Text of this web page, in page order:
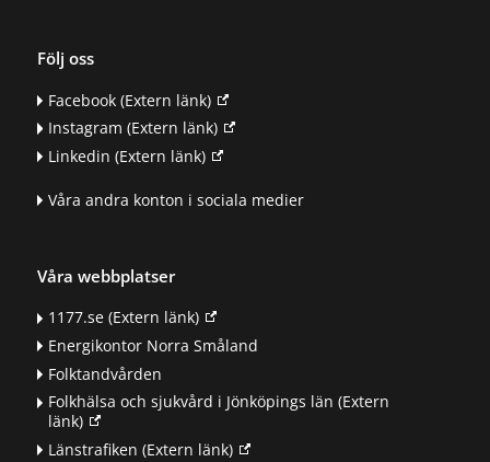
Följ oss
Facebook(Extern länk)
Instagram (Extern länk)
Linkedin (Extern länk)
Våra andra konton i sociala medier
Våra webbplatser
1177.se(Extern länk)
Energikontor Norra Småland
Folktandvården
Folkhälsa och sjukvård i Jönköpings län (Extern
länk)
Länstrafiken (Extern länk)